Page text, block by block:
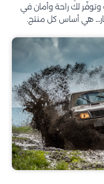
لك راحة وأمان في
هي أساس كل منتج.